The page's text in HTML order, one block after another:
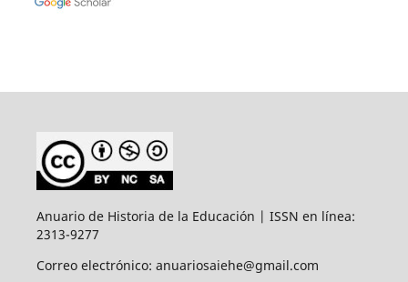
Anuario de Historia de la Educación | ISSN en línea:
2313-9277
Correo electrónico: anuariosaiehe@gmail.com